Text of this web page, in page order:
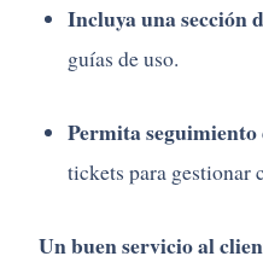
Incluyaunasección
guías deuso.
Permitaseguimiento
tickets para gestionar
Unbuenservicioal